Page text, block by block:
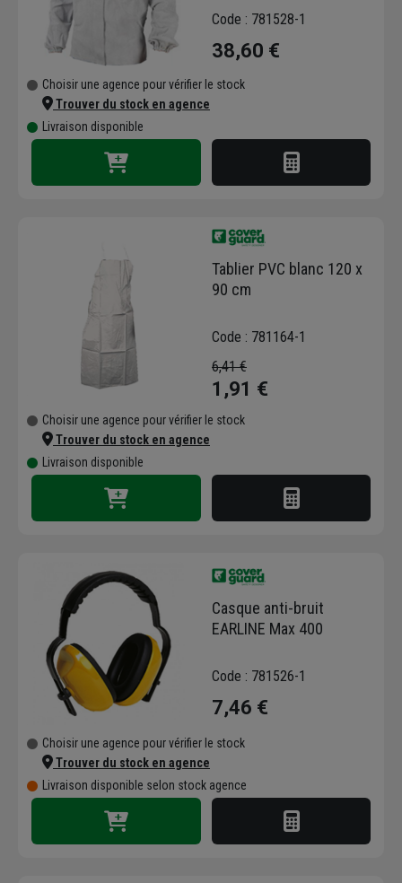
Code : 781528-1
38,60 €
Choisir une agence pour vérifier le stock
Trouver du stock en agence
Livraison disponible
Tablier PVC blanc 120 x
90 cm
Code : 781164-1
6,41 €
1,91 €
Choisir une agence pour vérifier le stock
Trouver du stock en agence
Livraison disponible
Casque anti-bruit
EARLINE Max 400
Code : 781526-1
7,46 €
Choisir une agence pour vérifier le stock
Trouver du stock en agence
Livraison disponible selon stock agence